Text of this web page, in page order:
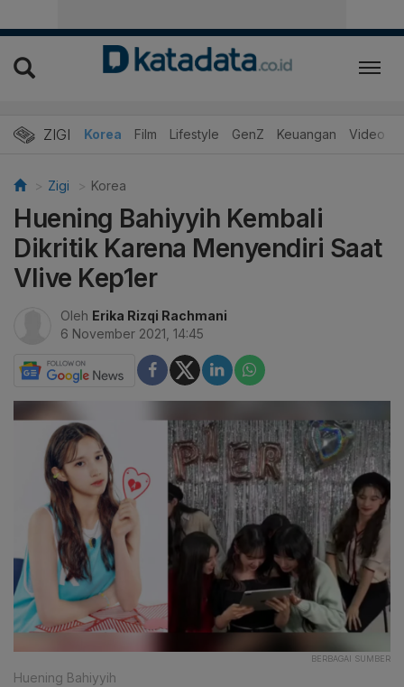
ZIGI
Hits Korea Film Lifestyle GenZ Keuangan Video
Zigi Korea
Huening Bahiyyih Kembali
Dikritik Karena Menyendiri Saat
Vlive Kep1er
Oleh Erika Rizqi Rachmani
6 November 2021, 14:45
BERBAGAI SUMBER
Huening Bahiyyih